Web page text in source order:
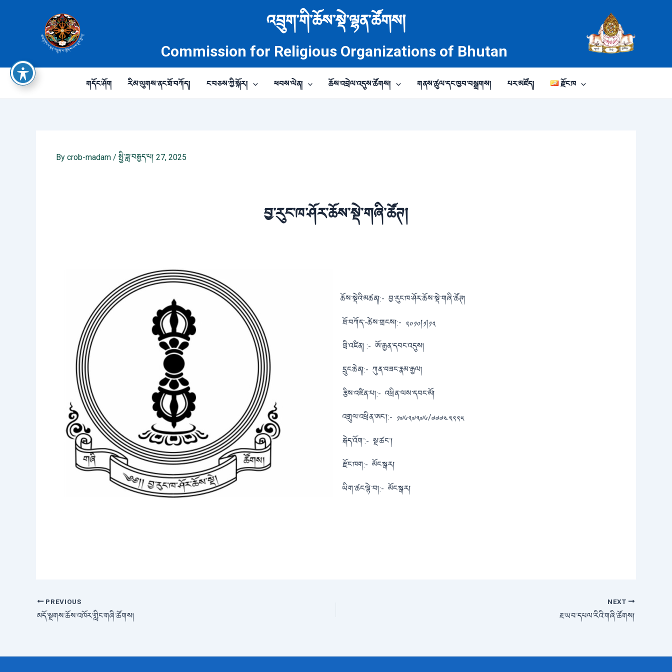
འབྲུག་གི་ཆོས་སྡེ་ལྷན་ཚོགས།
Commission for Religious Organizations of Bhutan
གདོང་ཤོག རིམ་ལུགས་ནང་ཐོ་བཀོད། ང་བཅས་ཀྱི་སྐོར། ཕབས་ལེན། ཆོས་འབྲེལ་འདུས་ཚོགས། གནས་ཚུལ་དང་ཁྱབ་བསྒྲགས། པར་མཛོད། རྫོང་ཁ
By crob-madam / སྤྱི་ཟླ་བརྒྱད་པ། 27, 2025
བྱ་རུང་ཁ་ཤོར་ཆོས་སྡེ་གཞི་ཚོཊ།
ཆོས་སྡེའི་མཚན།:- བྱ་རུང་ཁ་ཤོར་ཆོས་སྡེ་གཞི་ཚོཊ།
ཐོ་བཀོད་-ཚེས་གྲངས།:- ༢༠༡༠།༡།༡༢
ཁྲི་འཛིན། :- ཨོ་རྒྱན་དབང་འདུས།
དྲུང་ཆེན།:- ཀུན་བཟང་རྣམ་རྒྱལ།
རྩིས་འཛིན་པ།:- འཕྲིན་ལས་དབང་མོ།
འགྲུལ་འཕྲིན་ཨང་།:- ༡༧༦༢༧༣༧༦/༧༧༧༤༣༢༢༥
རྒེད་འོག་:- སྔ་ཚང།
རྫོང་ཁག:- མོང་སྒར།
ཡིག་ཚང་ལྟེ་བ།:- མོང་སྒར།
Post
navigation
PREVIOUS
མདོ་སྔགས་ཆོས་འཁོར་གླིང་གཞི་ཚོགས།
NEXT
རྔ་ཡབ་དཔལ་རིའི་གཞི་ཚོགས།